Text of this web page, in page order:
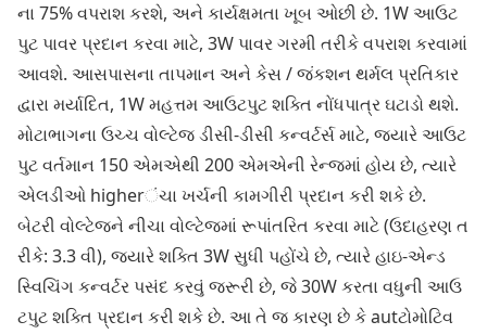
ના 75% વપરાશ કરશે, અને કાર્યક્ષમતા ખૂબ ઓછી છે. 1W આઉટ
પુટ પાવર પ્રદાન કરવા માટે, 3W પાવર ગરમી તરીકે વપરાશ કરવામાં
આવશે. આસપાસના તાપમાન અને કેસ / જંકશન થર્મલ પ્રતિકાર
દ્વારા મર્યાદિત, 1W મહત્તમ આઉટપુટ શક્તિ નોંધપાત્ર ઘટાડો થશે.
મોટાભાગના ઉચ્ચ વોલ્ટેજ ડીસી-ડીસી કન્વર્ટર્સ માટે, જ્યારે આઉટ
પુટ વર્તમાન 150 એમએથી 200 એમએની રેન્જમાં હોય છે, ત્યારે
એલડીઓ higherંચા ખર્ચની કામગીરી પ્રદાન કરી શકે છે.
બેટરી વોલ્ટેજને નીચા વોલ્ટેજમાં રૂપાંતરિત કરવા માટે (ઉદાહરણ ત
રીકે: 3.3 વી), જ્યારે શક્તિ 3W સુધી પહોંચે છે, ત્યારે હાઇ-એન્ડ
સ્વિચિંગ કન્વર્ટર પસંદ કરવું જરૂરી છે, જે 30W કરતા વધુની આઉ
ટપુટ શક્તિ પ્રદાન કરી શકે છે. આ તે જ કારણ છે કે autટોમોટિવ